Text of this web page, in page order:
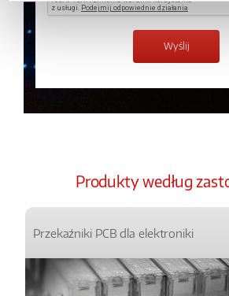
Produkty według
Przekaźniki PCB dla elektroniki